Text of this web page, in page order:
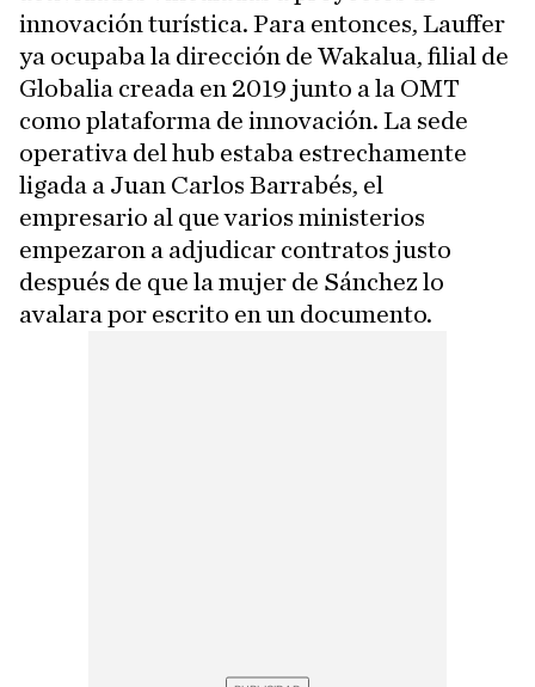
innovación turística. Para entonces, Lauffer
ya ocupaba la dirección de Wakalua, filial de
Globalia creada en 2019 junto a la OMT
como plataforma de innovación. La sede
operativa del hub estaba estrechamente
ligada a Juan Carlos Barrabés, el
empresario al que varios ministerios
empezaron a adjudicar contratos justo
después de que la mujer de Sánchez lo
avalara por escrito en un documento.